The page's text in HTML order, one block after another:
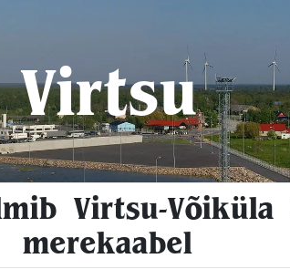
Virtsu
Virtsu-
merekaabel